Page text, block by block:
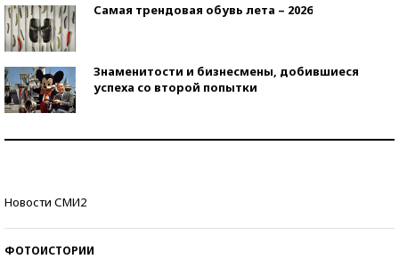
Самая трендовая обувь лета – 2026
Знаменитости и бизнесмены, добившиеся
успеха со второй попытки
Новости СМИ2
ФОТОИСТОРИИ